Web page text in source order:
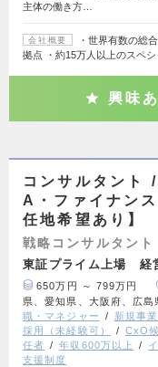
主体の働き方…
会社概要
・世界有数の総
拠点 ・約15万人以上のスペ
興味
コンサルタント
A・ファイナン
任地希望あり】
戦略コンサルタント
東証プライム上場 経
650万円 ～ 799万円
県、愛知県、大阪府、広
職・マネジャー
新規事
採用（未経験可）
CxO
任者
年収600万以上
支援制度